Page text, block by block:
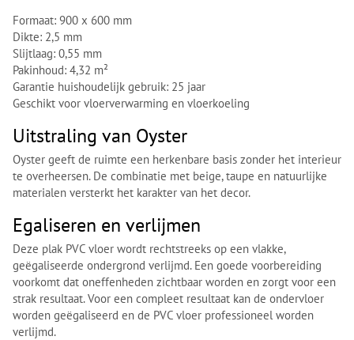
Formaat: 900 x 600 mm
Dikte: 2,5 mm
Slijtlaag: 0,55 mm
Pakinhoud: 4,32 m²
Garantie huishoudelijk gebruik: 25 jaar
Geschikt voor vloerverwarming en vloerkoeling
Uitstraling van Oyster
Oyster geeft de ruimte een herkenbare basis zonder het interieur
te overheersen. De combinatie met beige, taupe en natuurlijke
materialen versterkt het karakter van het decor.
Egaliseren en verlijmen
Deze plak PVC vloer wordt rechtstreeks op een vlakke,
geëgaliseerde ondergrond verlijmd. Een goede voorbereiding
voorkomt dat oneffenheden zichtbaar worden en zorgt voor een
strak resultaat. Voor een compleet resultaat kan de ondervloer
worden geëgaliseerd en de PVC vloer professioneel worden
verlijmd.